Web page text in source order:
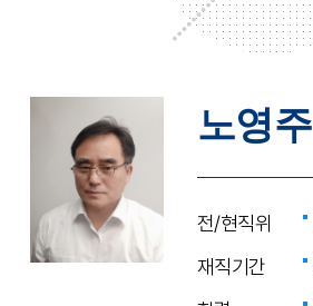
노영주
전/현직위
재직기간